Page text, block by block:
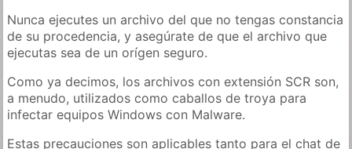
Nunca ejecutes un archivo del que no tengas constancia
de su procedencia, y asegúrate de que el archivo que
ejecutas sea de un orígen seguro.
Como ya decimos, los archivos con extensión SCR son,
a menudo, utilizados como caballos de troya para
infectar equipos Windows con Malware.
Estas precauciones son aplicables tanto para el chat de